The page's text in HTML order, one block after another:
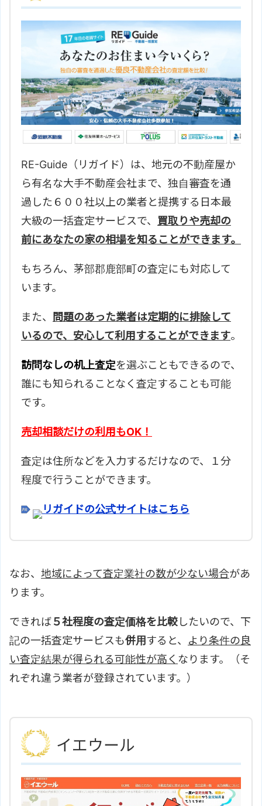
RE-Guide（リガイド）は、地元の不動産屋か
ら有名な大手不動産会社まで、独自審査を通
過した６００社以上の業者と提携する日本最
大級の一括査定サービスで、 買取りや売却の
前にあなたの家の相場を知ることができます。
もちろん、 茅部郡鹿部町の査定にも対応して
います。
また、
問題のあった業者は定期的に排除して
いるので、安心して利用することができます。
訪問なしの机上査定を選ぶこともできるので、
誰にも知られることなく査定することも可能
です。
売却相談だけの利用もOK！
査定は住所などを入力するだけなので、１分
程度で行うことができます。
リガイドの公式サイトはこちら
なお、 地域によって査定業社の数が少ない場合があ
ります。
できれば５社程度の査定価格を比較したいので、下
記の一括査定サービスも併用すると、 より条件の良
い査定結果が得られる可能性が高く なります。（そ
れぞれ違う業者が登録されています。）
イエウール